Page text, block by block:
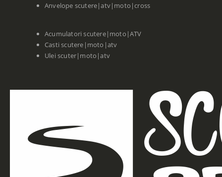
Anvelope scutere|atv|moto|cross
Acumulatori scutere|moto|ATV
Casti scutere|moto|atv
Ulei scuter|moto|atv